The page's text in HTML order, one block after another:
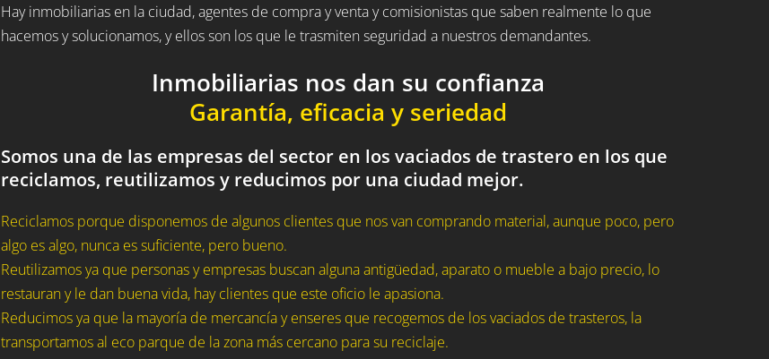
Hay inmobiliarias en la ciudad, agentes de compra y venta y comisionistas que saben realmente lo que
hacemos y solucionamos, y ellos son los que le trasmiten seguridad a nuestros demandantes.
Inmobiliarias nos dan su confianza
Garantía, eficacia y seriedad
Somos una de las empresas del sector en los vaciados de trastero en los que
reciclamos, reutilizamos y reducimos por una ciudad mejor.
Reciclamos porque disponemos de algunos clientes que nos van comprando material, aunque poco, pero
algo es algo, nunca es suficiente, pero bueno.
Reutilizamos ya que personas y empresas buscan alguna antigüedad, aparato o mueble a bajo precio, lo
restauran y le dan buena vida, hay clientes que este oficio le apasiona.
Reducimos ya que la mayoría de mercancía y enseres que recogemos de los vaciados de trasteros, la
transportamos al eco parque de la zona más cercano para su reciclaje.